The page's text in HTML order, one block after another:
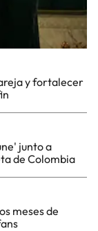
y fortalecer
junto a
de Colombia
meses de